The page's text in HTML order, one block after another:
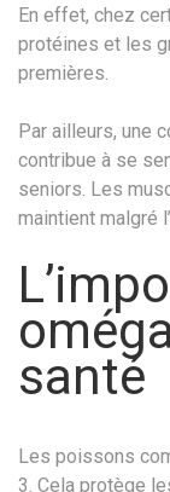
En effet, chez
protéines et les
premières.
Par ailleurs, une
contribue à se
seniors. Les
maintient malgré
santé
Les poissons
3. Cela protège